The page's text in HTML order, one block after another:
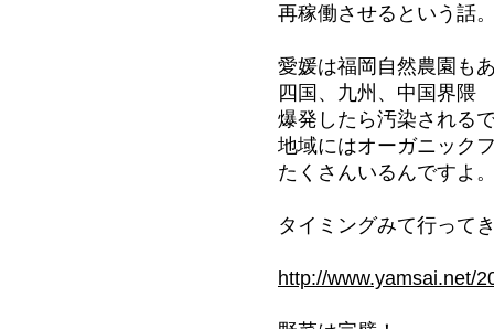
再稼働させるという話
愛媛は福岡自然農園も
四国、九州、中国界隈
爆発したら汚染される
地域にはオーガニック
たくさんいるんですよ
タイミングみて行って
http://www.yamsai.net/